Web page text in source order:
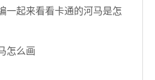
一起来看看卡通的河马是怎